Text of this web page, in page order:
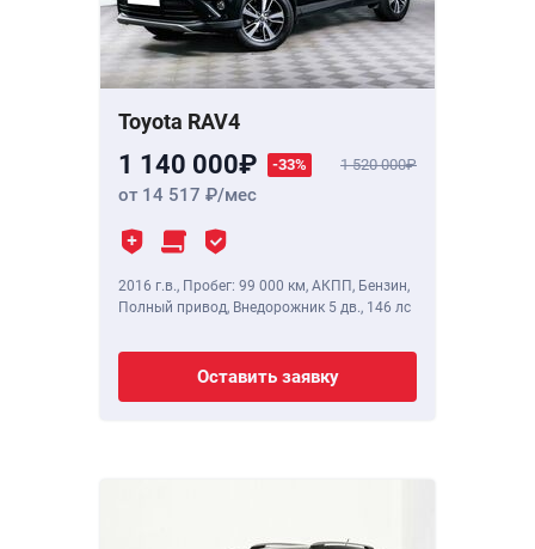
Toyota RAV4
1 140 000 -33% 1 520 000
от 14 517 /мес
2016 г.в., Пробег: 99 000 км, АКПП, Бензин,
Полный привод, Внедорожник 5 дв., 146 лс
Оставить заявку